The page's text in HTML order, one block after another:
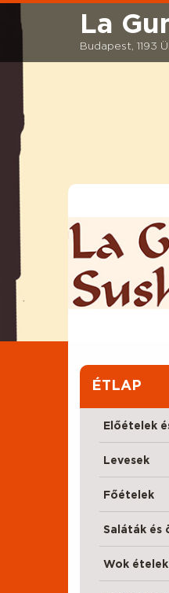
La
Budapest, 1193
ÉTLAP
Előételek
Levesek
Főételek
Saláták és
Wok ételek